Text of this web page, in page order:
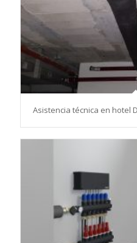
Asistencia técnica en hotel